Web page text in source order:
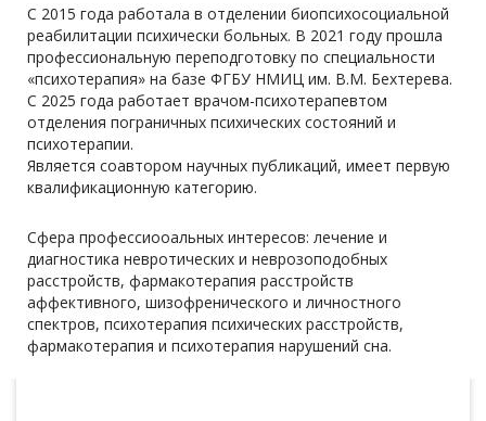
С 2015 года работала в отделении биопсихосоциальной
реабилитации психически больных. В 2021 году прошла
профессиональную переподготовку по специальности
«психотерапия» на базе ФГБУ НМИЦ им. В.М. Бехтерева.
С 2025 года работает врачом-психотерапевтом
отделения пограничных психических состояний и
психотерапии.
Является соавтором научных публикаций, имеет первую
квалификационную категорию.
Сфера профессиооальных интересов: лечение и
диагностика невротических и неврозоподобных
расстройств, фармакотерапия расстройств
аффективного, шизофренического и личностного
спектров, психотерапия психических расстройств,
фармакотерапия и психотерапия нарушений сна.